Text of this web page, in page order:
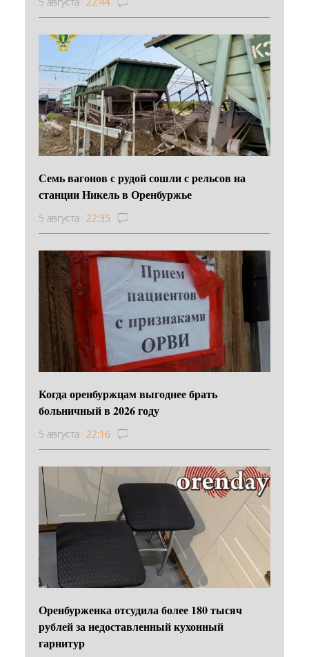
Семь вагонов с рудой сошли с рельсов на
станции Никель в Оренбуржье
5 августа 22:35
Когда оренбуржцам выгоднее брать
больничный в 2026 году
5 августа 22:16
Оренбурженка отсудила более 180 тысяч
рублей за недоставленный кухонный
гарнитур